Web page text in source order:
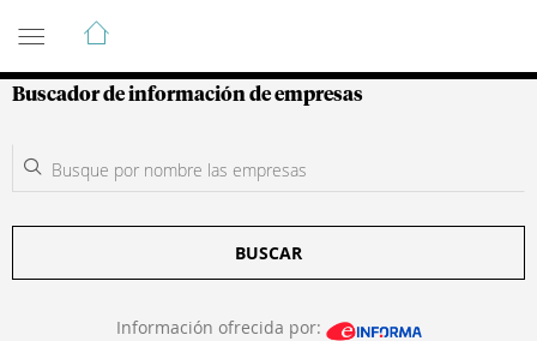
Guía de Empresas Colombianas
Buscador de información de empresas
BUSCAR
Información ofrecida por: